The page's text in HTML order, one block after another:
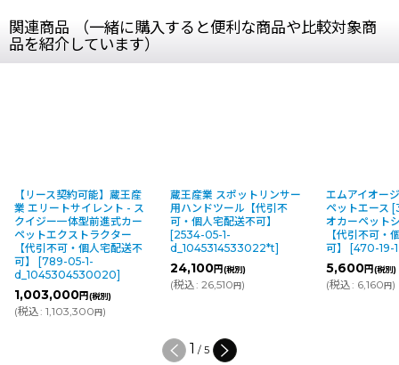
関連商品 （一緒に購入すると便利な商品や比較対象商
品を紹介しています）
【リース契約可能】蔵王産
業 エリートサイレント - ス
クイジー一体型前進式カー
ペットエクストラクター
【代引不可・個人宅配送不
可】
[789-05-1-
d_1045304530020]
1,003,000円(税別)
(税込: 1,103,300円)
蔵王産業 スポットリンサー
用ハンドツール【代引不
可・個人宅配送不可】
[2534-05-1-
d_1045314533022*t]
24,100円(税別)
(税込: 26,510円)
エムアイオー
ペットエース
オカーペット
【代引不可・
可】
[470-19-
5,600円(税別)
(税込: 6,160円)
1 / 5